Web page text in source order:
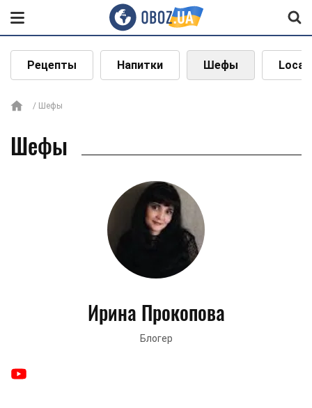
Рецепты Напитки Шефы Local
Шефы
Шефы
Ирина Прокопова
Блогер